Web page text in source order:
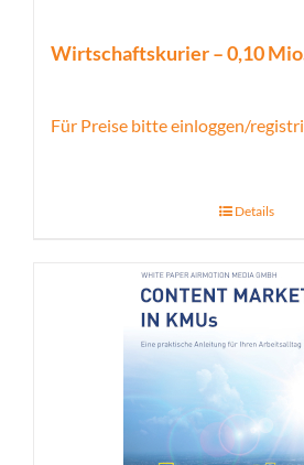
Wirtschaftskurier – 0,10
Für Preise bitte einloggen/
Details